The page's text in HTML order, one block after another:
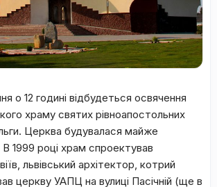
о 12 годині відбудеться освячення
храму святих рівноапостольних
Церква будувалася майже
1999 році храм спроектував
львівський архітектор, котрий
церкву УАПЦ на вулиці Пасічній (ще в